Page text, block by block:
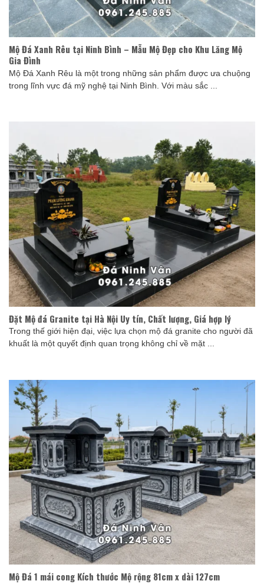
Mộ Đá Xanh Rêu tại Ninh Bình – Mẫu Mộ Đẹp cho Khu Lăng Mộ
Gia Đình
Mộ Đá Xanh Rêu là một trong những sản phẩm được ưa chuộng
trong lĩnh vực đá mỹ nghệ tại Ninh Bình. Với màu sắc ...
Đặt Mộ đá Granite tại Hà Nội Uy tín, Chất lượng, Giá hợp lý
Trong thế giới hiện đại, việc lựa chọn mộ đá granite cho người đã
khuất là một quyết định quan trọng không chỉ về mặt ...
Mộ Đá 1 mái cong Kích thước Mộ rộng 81cm x dài 127cm